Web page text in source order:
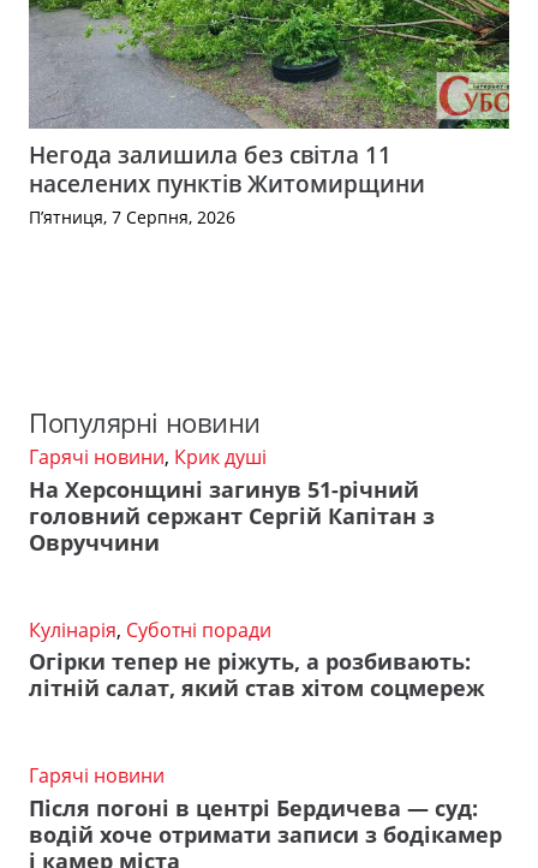
Негода залишила без світла 11
населених пунктів Житомирщини
П’ятниця, 7 Серпня, 2026
Популярні новини
Гарячі новини, Крик душі
На Херсонщині загинув 51-річний
головний сержант Сергій Капітан з
Овруччини
Кулінарія, Суботні поради
Огірки тепер не ріжуть, а розбивають:
літній салат, який став хітом соцмереж
Гарячі новини
Після погоні в центрі Бердичева — суд:
водій хоче отримати записи з бодікамер
і камер міста